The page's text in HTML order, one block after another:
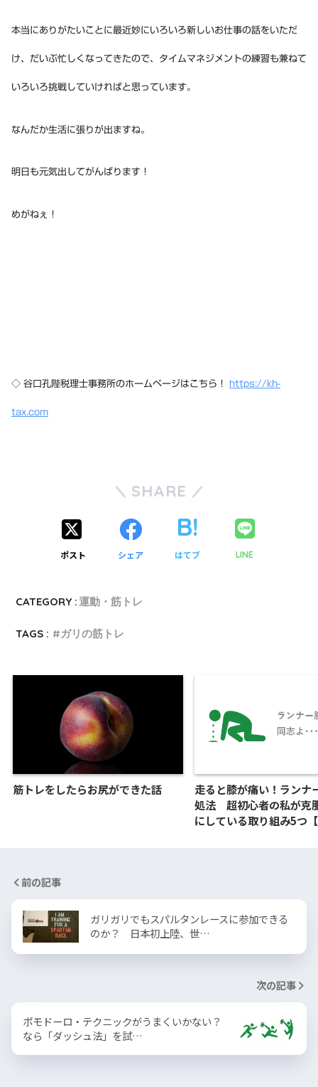
本当にありがたいことに最近妙にいろいろ新しいお仕事の話をいただ
け、だいぶ忙しくなってきたので、タイムマネジメントの練習も兼ねて
いろいろ挑戦していければと思っています。
なんだか生活に張りが出ますね。
明日も元気出してがんばります！
めがねぇ！
◇ 谷口孔陛税理士事務所のホームページはこちら！ https://kh-
tax.com
SHARE
ポスト シェア はてブ LINE
CATEGORY :運動・筋トレ
TAGS : ガリの筋トレ
筋トレをしたらお尻ができた話
走ると膝が痛い！ランナ
処法 超初心者の私が克
にしている取り組み5つ
前の記事
ガリガリでもスパルタンレースに参加できる
のか？ 日本初上陸、世…
次の記事
ポモドーロ・テクニックがうまくいかない？
なら「ダッシュ法」を試…